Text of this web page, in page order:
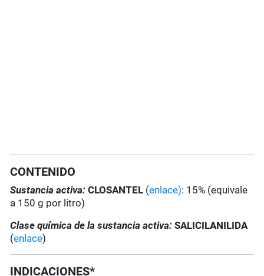
CONTENIDO
Sustancia activa:CLOSANTEL (enlace): 15% (equivale
a 150 g por litro)
Clase química de la sustancia activa: SALICILANILIDA
(enlace)
INDICACIONES*